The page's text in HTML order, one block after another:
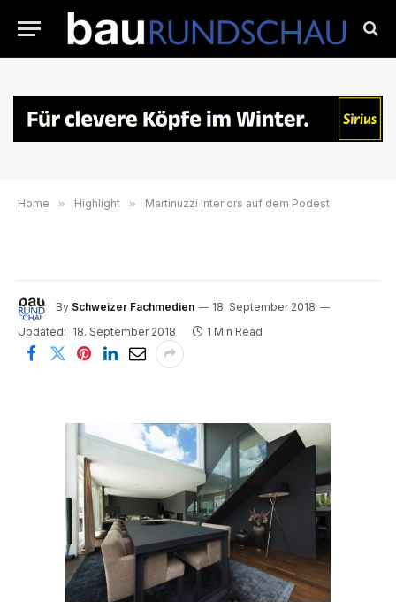
Home » Highlight » Martinuzzi Interiors auf dem Podest
By Schweizer Fachmedien
18. September 2018
Updated: 18. September 2018 1 Min Read